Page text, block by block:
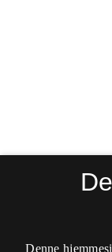
Denne